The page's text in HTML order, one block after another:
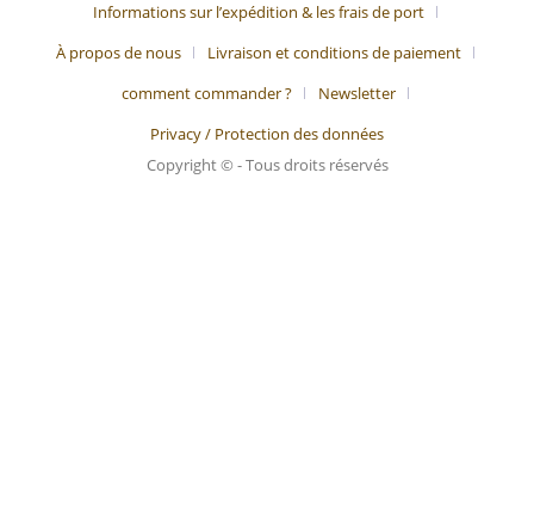
Informations sur l’expédition & les frais de port
À propos de nous
Livraison et conditions de paiement
comment commander ?
Newsletter
Privacy / Protection des données
Copyright © - Tous droits réservés